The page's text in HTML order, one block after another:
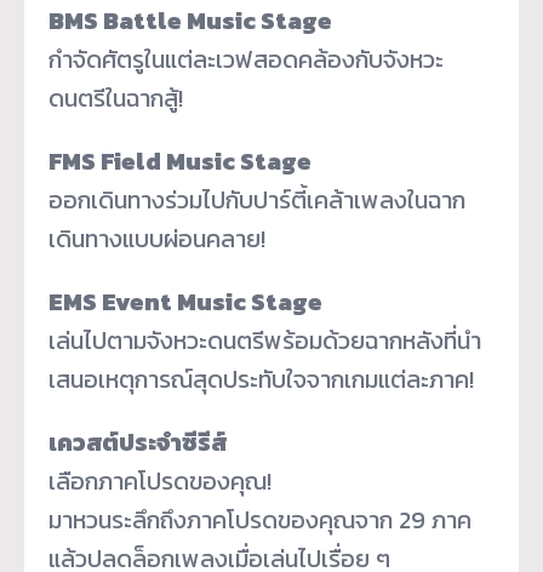
BMS Battle Music Stage
กำจัดศัตรูในแต่ละเวฟสอดคล้องกับจังหวะ
ดนตรีในฉากสู้!
FMS Field Music Stage
ออกเดินทางร่วมไปกับปาร์ตี้เคล้าเพลงในฉาก
เดินทางแบบผ่อนคลาย!
EMS Event Music Stage
เล่นไปตามจังหวะดนตรีพร้อมด้วยฉากหลังที่นำ
เสนอเหตุการณ์สุดประทับใจจากเกมแต่ละภาค!
เควสต์ประจำซีรีส์
เลือกภาคโปรดของคุณ!
มาหวนระลึกถึงภาคโปรดของคุณจาก 29 ภาค
แล้วปลดล็อกเพลงเมื่อเล่นไปเรื่อย ๆ